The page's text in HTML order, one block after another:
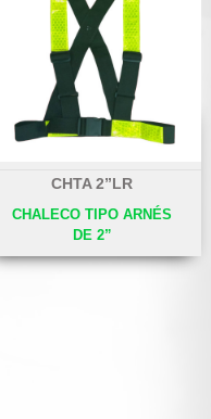
CHTA 2”LR
CHALECO TIPO ARNÉS
DE 2”